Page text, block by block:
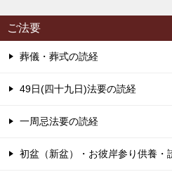
ご法要
葬儀・葬式の読経
49日(四十九日)法要の読経
一周忌法要の読経
初盆（新盆）・お彼岸参り供養・